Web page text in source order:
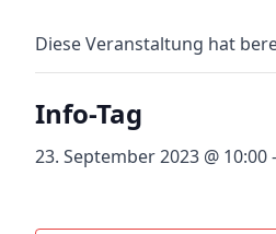
Diese Veranstaltung hat
Info-Tag
23. September 2023 @ 10:00-